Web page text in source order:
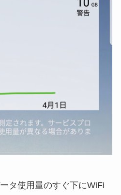
タ使用量のすぐ下にWiFi